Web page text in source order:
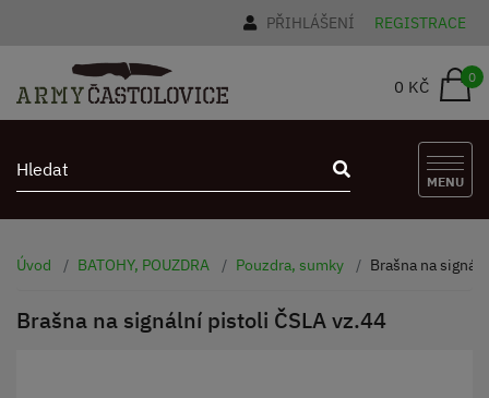
PŘIHLÁŠENÍ REGISTRACE
0 KČ 0
MENU
Úvod BATOHY, POUZDRA Pouzdra, sumky Brašna na
Brašna na signální pistoli ČSLA vz.44